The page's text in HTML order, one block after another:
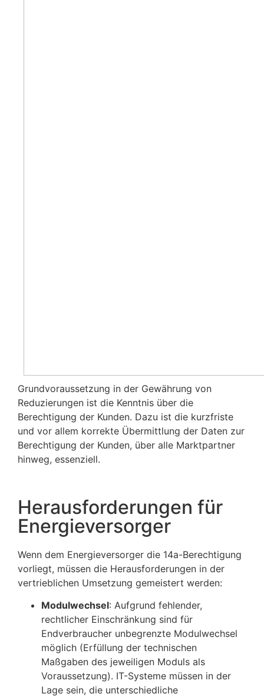
Grundvoraussetzung in der Gewährung von
Reduzierungen ist die Kenntnis über die
Berechtigung der Kunden. Dazu ist die kurzfriste
und vor allem korrekte Übermittlung der Daten zur
Berechtigung der Kunden, über alle Marktpartner
hinweg, essenziell.
Herausforderungen für
Energieversorger
Wenn dem Energieversorger die 14a-Berechtigung
vorliegt, müssen die Herausforderungen in der
vertrieblichen Umsetzung gemeistert werden:
Modulwechsel: Aufgrund fehlender,
rechtlicher Einschränkung sind für
Endverbraucher unbegrenzte Modulwechsel
möglich (Erfüllung der technischen
Maßgaben des jeweiligen Moduls als
Voraussetzung). IT-Systeme müssen in der
Lage sein, die unterschiedliche